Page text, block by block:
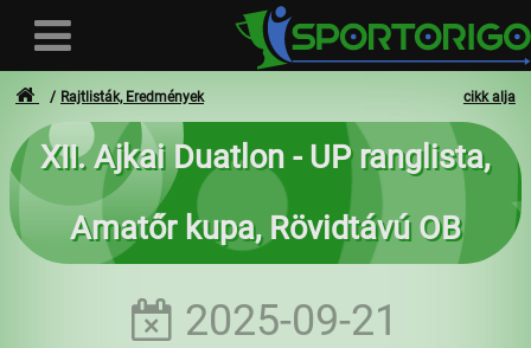
Felhasználó
Bejelentkezés
cikk alja
Rajtlisták, Eredmények
XII. Ajkai Duatlon - UP ranglista,
Amatőr kupa, Rövidtávú OB
2025-09-21